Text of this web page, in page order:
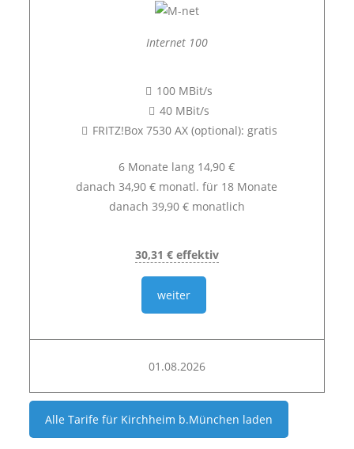
Internet 100
100 MBit/s
40 MBit/s
FRITZ!Box 7530 AX (optional): gratis
6 Monate lang 14,90 €
danach 34,90 € monatl. für 18 Monate
danach 39,90 € monatlich
30,31 € effektiv
weiter
01.08.2026
Alle Tarife für Kirchheim b.München laden